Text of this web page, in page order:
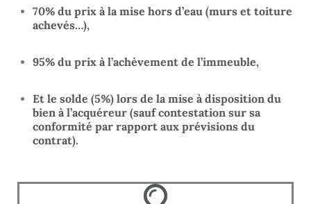
70% du prix à la mise hors d’eau (murs et toiture
achevés…),
95% du prix à l’achèvement de l’immeuble,
Et le solde (5%) lors de la mise à disposition du
bien à l’acquéreur (sauf contestation sur sa
conformité par rapport aux prévisions du
contrat).